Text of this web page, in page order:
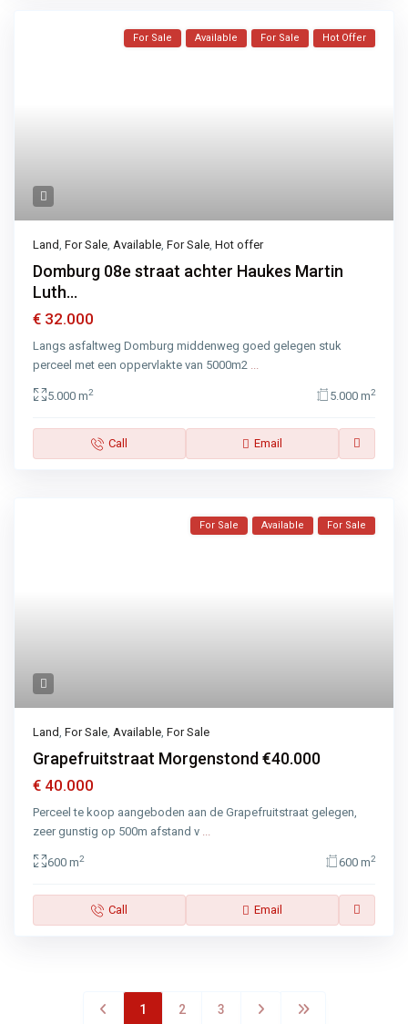
For Sale Available For Sale Hot Offer
Land,For Sale,Available,For Sale,Hot offer
Domburg 08e straat achter Haukes Martin
Luth...
€ 32.000
Langs asfaltweg Domburg middenweg goed gelegen stuk
perceel met een oppervlakte van 5000m2 ...
5.000 m2 5.000 m2
Call Email
For Sale Available For Sale
Land,For Sale,Available,For Sale
Grapefruitstraat Morgenstond €40.000
€ 40.000
Perceel te koop aangeboden aan de Grapefruitstraat gelegen,
zeer gunstig op 500m afstand v ...
600 m2 600 m2
Call Email
1 2 3